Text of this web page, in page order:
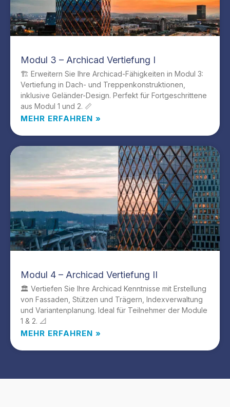
Modul 3 – Archicad Vertiefung I
🏗️ Erweitern Sie Ihre Archicad-Fähigkeiten in Modul 3:
Vertiefung in Dach- und Treppenkonstruktionen,
inklusive Geländer-Design. Perfekt für Fortgeschrittene
aus Modul 1 und 2. 📏
MEHR ERFAHREN »
Modul 4 – Archicad Vertiefung II
🏛️ Vertiefen Sie Ihre Archicad Kenntnisse mit Erstellung
von Fassaden, Stützen und Trägern, Indexverwaltung
und Variantenplanung. Ideal für Teilnehmer der Module
1 & 2. 📐
MEHR ERFAHREN »